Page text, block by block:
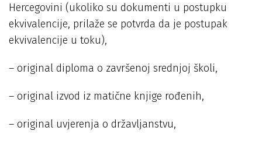
Hercegovini (ukoliko su dokumenti u postupku
ekvivalencije, prilaže se potvrda da je postupak
ekvivalencije u toku),
– original diploma o završenoj srednjoj školi,
– original izvod iz matične knjige rođenih,
– original uvjerenja o državljanstvu,